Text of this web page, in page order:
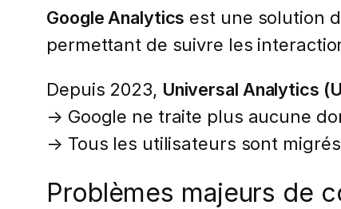
Google Analytics est une solution
permettant de suivre les
Depuis 2023, Universal Analytics
→ Google ne traite plus aucune
→ Tous les utilisateurs sont
Problèmes majeurs de